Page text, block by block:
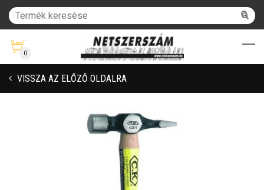
0
VISSZA AZ ELŐZŐ OLDALRA